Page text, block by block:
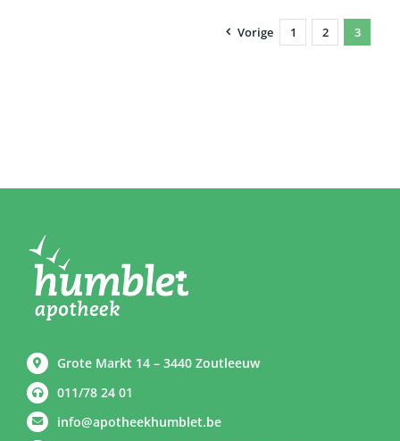
Vorige 1 2 3
Grote Markt 14 – 3440 Zoutleeuw
011/78 24 01
info@apotheekhumblet.be